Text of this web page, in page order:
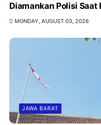
Diamankan Polisi Saat
MONDAY, AUGUST 03, 2026
JAWA BARAT